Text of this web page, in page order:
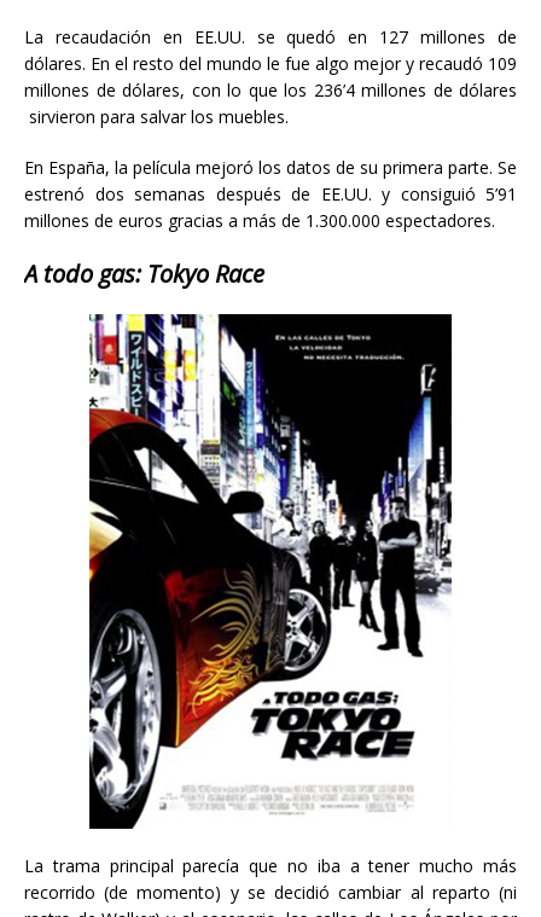
La recaudación en EE.UU. se quedó en 127 millones de
dólares. En el resto del mundo le fue algo mejor y recaudó 109
millones de dólares, con lo que los 236’4 millones de dólares
sirvieron para salvar los muebles.
En España, la película mejoró los datos de su primera parte. Se
estrenó dos semanas después de EE.UU. y consiguió 5’91
millones de euros gracias a más de 1.300.000 espectadores.
A todo gas: Tokyo Race
La trama principal parecía que no iba a tener mucho más
recorrido (de momento) y se decidió cambiar al reparto (ni